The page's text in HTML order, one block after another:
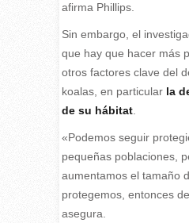
afirma Phillips.
Sin embargo, el
que hay que hacer más
otros factores clave del
koalas, en particular la
de su hábitat.
«Podemos seguir
pequeñas poblaciones,
aumentamos el tamaño
protegemos, entonces
asegura.